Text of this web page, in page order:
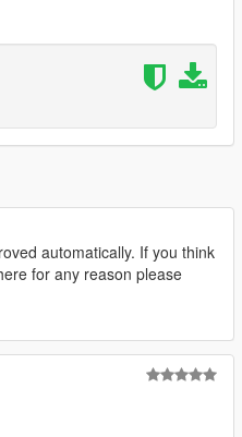
)
Whilst Climbing) © All
distribution of these files
automatically. If you think
for any reason please